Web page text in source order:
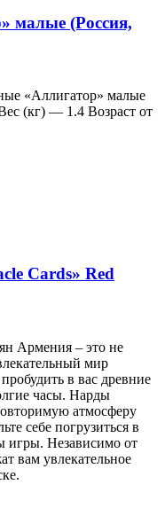
малые (Россия,
«Аллигатор» малые
(кг) — 1.4 Возраст от
Cards» Red
Армения – это не
мир
в вас древние
часы. Нарды
атмосферу
себе погрузиться в
игры. Независимо от
вам увлекательное